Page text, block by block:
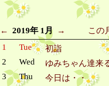
← 2019年 1月 →
この
1
Tue
初詣
2
Wed
ゆみちゃん達来
3
Thu
今日は・・